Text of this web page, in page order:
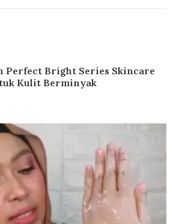
Perfect Bright Series Skincare
Kulit Berminyak